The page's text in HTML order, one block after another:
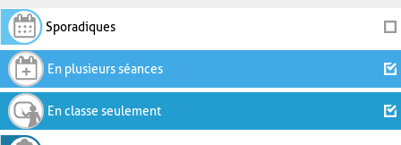
Sporadiques
En plusieurs séances
En classe seulement